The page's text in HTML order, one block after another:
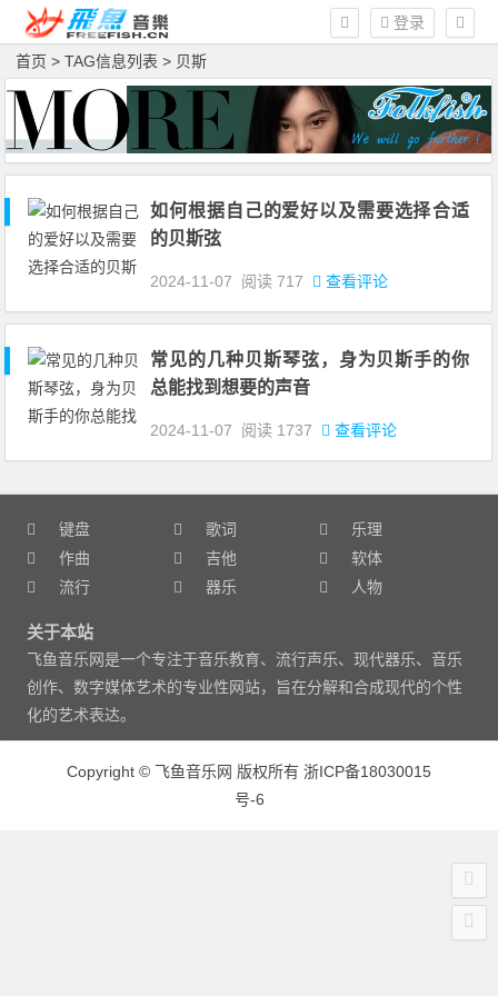
登录
首页 > TAG信息列表 > 贝斯
如何根据自己的爱好以及需要选择‌合适
的贝斯弦
2024-11-07 阅读717 查看评论
常见的几种贝斯琴弦，身为贝斯手的你
总能找到想要的声音
2024-11-07 阅读 1737 查看评论
键盘 歌词
乐理
作曲
吉他
软体
流行
器乐 人物
关于本站
飞鱼音乐网是一个专注于音乐教育、流行声乐、现代器乐、音乐
创作、数字媒体艺术的专业性网站，旨在分解和合成现代的个性
化的艺术表达。
Copyright © 飞鱼音乐网 版权所有 浙ICP备18030015
号-6